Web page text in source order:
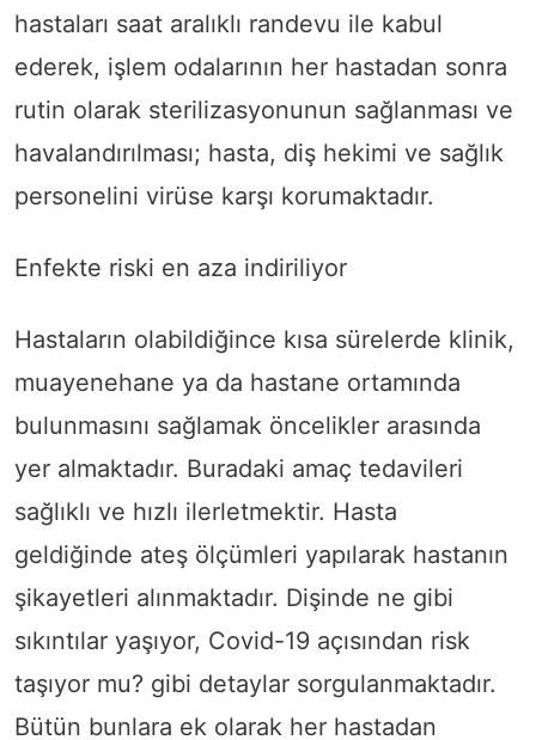
hastaları saat aralıklı randevu ile kabul
ederek, işlem odalarının her hastadan sonra
rutin olarak sterilizasyonunun sağlanması ve
havalandırılması; hasta, diş hekimi ve sağlık
personelini virüse karşı korumaktadır.
Enfekte riski en aza indiriliyor
Hastaların olabildiğince kısa sürelerde klinik,
muayenehane ya da hastane ortamında
bulunmasını sağlamak öncelikler arasında
yer almaktadır. Buradaki amaç tedavileri
sağlıklı ve hızlı ilerletmektir. Hasta
geldiğinde ateş ölçümleri yapılarak hastanın
şikayetleri alınmaktadır. Dişinde ne gibi
sıkıntılar yaşıyor, Covid-19 açısından risk
taşıyor mu? gibi detaylar sorgulanmaktadır.
Bütün bunlara ek olarak her hastadan